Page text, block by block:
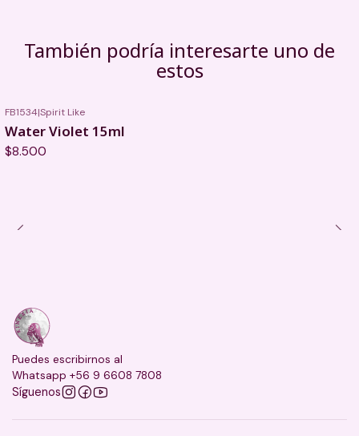
También podría interesarte uno de
estos
FB1534|Spirit Like
Water Violet 15ml
$8.500
Puedes escribirnos al
Whatsapp +56 9 6608 7808
Síguenos